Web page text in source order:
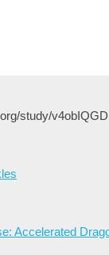
study/v4obIQGD
Accelerated